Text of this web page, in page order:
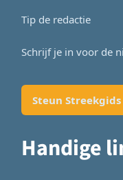
Tip de redactie
Schrijf je in voor de
Steun Streekgids
Handige